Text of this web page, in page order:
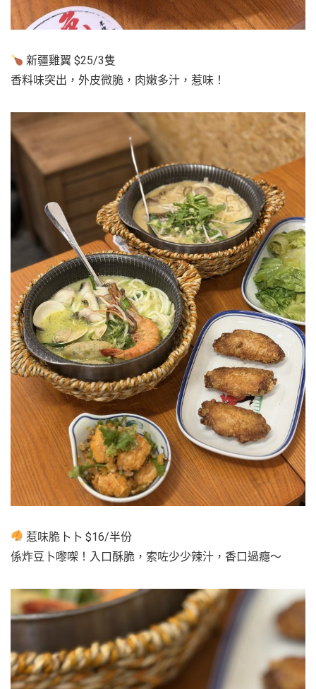
新疆雞翼 $25/3隻
香料味突出，外皮微脆，肉嫩多汁，惹味！
惹味脆卜卜 $16/半份
係炸豆卜嚟㗎！入口酥脆，索咗少少辣汁，香口過癮～